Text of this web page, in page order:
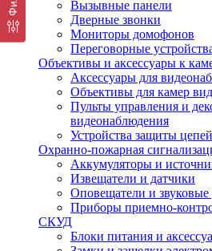
Вызывные панели
Дверные звонки
Мониторы домофонов
Переговорные
Объективы и аксессуары к
Аксессуары для
Объективы для камер
Пульты управления и
видеонаблюдения
Устройства защиты
Охранно-пожарная
Аккумуляторы и
Извещатели и датчики
Оповещатели и звуковые
Приборы приемно-
СКУД
Блоки питания и